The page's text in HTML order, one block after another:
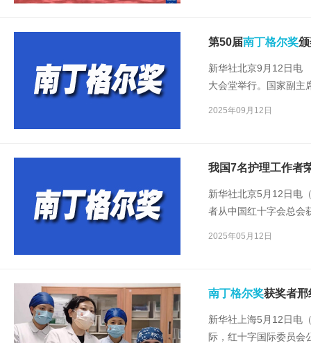
第50届南丁格尔奖
新华社北京9月12日电
大会堂举行。国家副主
2025年09月12日
我国7名护理工作者
新华社北京5月12日电
者从中国红十字会总会
2025年05月12日
南丁格尔奖获奖者邢
新华社上海5月12日电
际，红十字国际委员会